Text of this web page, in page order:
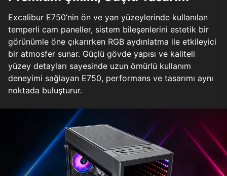
Excalibur E750’nin ön ve yan yüzeylerinde kullanılan
temperli cam paneller, sistem bileşenlerini estetik bir
görünümle öne çıkarırken RGB aydınlatma ile etkileyici
bir atmosfer sunar. Güçlü gövde yapısı ve kaliteli
yüzey detayları sayesinde uzun ömürlü kullanım
deneyimi sağlayan E750, performans ve tasarımı aynı
noktada buluşturur.